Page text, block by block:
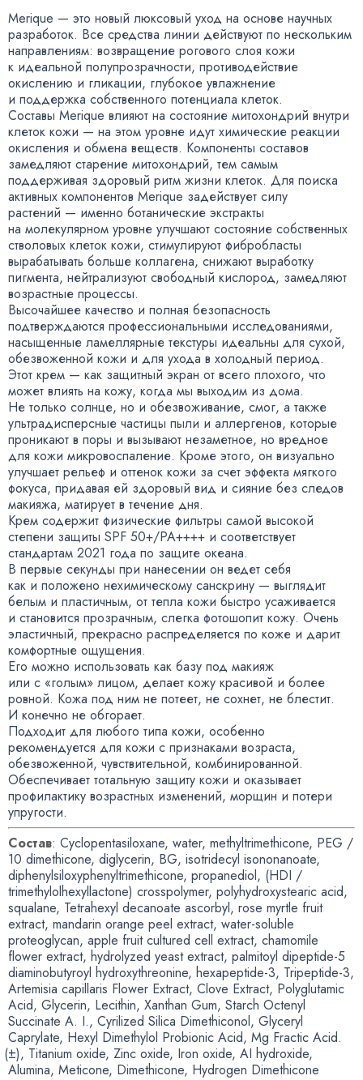
Merique — это новый люксовый уход на основе научных
разработок. Все средства линии действуют по нескольким
направлениям: возвращение рогового слоя кожи
к идеальной полупрозрачности, противодействие
окислению и гликации, глубокое увлажнение
и поддержка собственного потенциала клеток.
Составы Merique влияют на состояние митохондрий внутри
клеток кожи — на этом уровне идут химические реакции
окисления и обмена веществ. Компоненты составов
замедляют старение митохондрий, тем самым
поддерживая здоровый ритм жизни клеток. Для поиска
активных компонентов Merique задействует силу
растений — именно ботанические экстракты
на молекулярном уровне улучшают состояние собственных
стволовых клеток кожи, стимулируют фибробласты
вырабатывать больше коллагена, снижают выработку
пигмента, нейтрализуют свободный кислород, замедляют
возрастные процессы.
Высочайшее качество и полная безопасность
подтверждаются профессиональными исследованиями,
насыщенные ламеллярные текстуры идеальны для сухой,
обезвоженной кожи и для ухода в холодный период.
Этот крем — как защитный экран от всего плохого, что
может влиять на кожу, когда мы выходим из дома.
Не только солнце, но и обезвоживание, смог, а также
ультрадисперсные частицы пыли и аллергенов, которые
проникают в поры и вызывают незаметное, но вредное
для кожи микровоспаление. Кроме этого, он визуально
улучшает рельеф и оттенок кожи за счет эффекта мягкого
фокуса, придавая ей здоровый вид и сияние без следов
макияжа, матирует в течение дня.
Крем содержит физические фильтры самой высокой
степени защиты SPF 50+/PA++++ и соответствует
стандартам 2021 года по защите океана.
В первые секунды при нанесении он ведет себя
как и положено нехимическому санскрину — выглядит
белым и пластичным, от тепла кожи быстро усаживается
и становится прозрачным, слегка фотошопит кожу. Очень
эластичный, прекрасно распределяется по коже и дарит
комфортные ощущения.
Его можно использовать как базу под макияж
или с «голым» лицом, делает кожу красивой и более
ровной. Кожа под ним не потеет, не сохнет, не блестит.
И конечно не обгорает.
Подходит для любого типа кожи, особенно
рекомендуется для кожи с признаками возраста,
обезвоженной, чувствительной, комбинированной.
Обеспечивает тотальную защиту кожи и оказывает
профилактику возрастных изменений, морщин и потери
упругости.
Состав: Cyclopentasiloxane, water, methyltrimethicone, PEG /
10 dimethicone, diglycerin, BG, isotridecyl isononanoate,
diphenylsiloxyphenyltrimethicone, propanediol, (HDI /
trimethylolhexyllactone) crosspolymer, polyhydroxystearic acid,
squalane, Tetrahexyl decanoate ascorbyl, rose myrtle fruit
extract, mandarin orange peel extract, water-soluble
proteoglycan, apple fruit cultured cell extract, chamomile
flower extract, hydrolyzed yeast extract, palmitoyl dipeptide-5
diaminobutyroyl hydroxythreonine, hexapeptide-3, Tripeptide-3,
Artemisia capillaris Flower Extract, Clove Extract, Polyglutamic
Acid, Glycerin, Lecithin, Xanthan Gum, Starch Octenyl
Succinate A. I., Cyrilized Silica Dimethiconol, Glyceryl
Caprylate, Hexyl Dimethylol Probionic Acid, Mg Fractic Acid.
(±), Titanium oxide, Zinc oxide, Iron oxide, AI hydroxide,
Alumina, Meticone, Dimethicone, Hydrogen Dimethicone